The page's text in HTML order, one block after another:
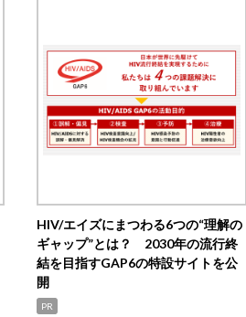
HIV/エイズにまつわる6つの“理解の
ギャップ”とは？ 2030年の流行終
結を目指すGAP6の特設サイトを公
開
PR